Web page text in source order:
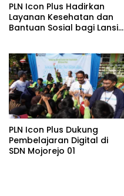
PLN Icon Plus Hadirkan
Layanan Kesehatan dan
Bantuan Sosial bagi Lansia
PLN Icon Plus Dukung
Pembelajaran Digital di
SDN Mojorejo 01